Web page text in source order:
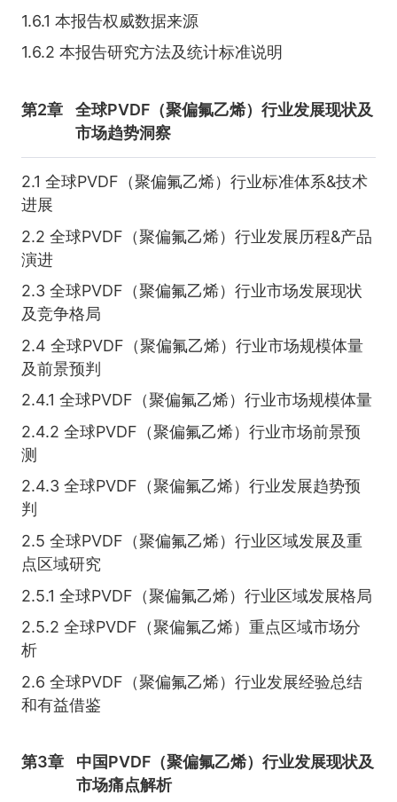
1.6.1 本报告权威数据来源
1.6.2 本报告研究方法及统计标准说明
第2章
全球PVDF（聚偏氟乙烯）行业发展现状及
市场趋势洞察
2.1 全球PVDF（聚偏氟乙烯）行业标准体系&技术
进展
2.2 全球PVDF（聚偏氟乙烯）行业发展历程&产品
演进
2.3 全球PVDF（聚偏氟乙烯）行业市场发展现状
及竞争格局
2.4 全球PVDF（聚偏氟乙烯）行业市场规模体量
及前景预判
2.4.1 全球PVDF（聚偏氟乙烯）行业市场规模体量
2.4.2 全球PVDF（聚偏氟乙烯）行业市场前景预
测
2.4.3 全球PVDF（聚偏氟乙烯）行业发展趋势预
判
2.5 全球PVDF（聚偏氟乙烯）行业区域发展及重
点区域研究
2.5.1 全球PVDF（聚偏氟乙烯）行业区域发展格局
2.5.2 全球PVDF（聚偏氟乙烯）重点区域市场分
析
2.6 全球PVDF（聚偏氟乙烯）行业发展经验总结
和有益借鉴
第3章
中国PVDF（聚偏氟乙烯）行业发展现状及
市场痛点解析